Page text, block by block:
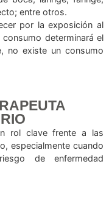
TABACO
tabaquismo
del cuerpo.
por EPOC.
de